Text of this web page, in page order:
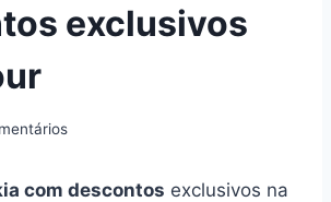
exclusivos
com descontos exclusivos na